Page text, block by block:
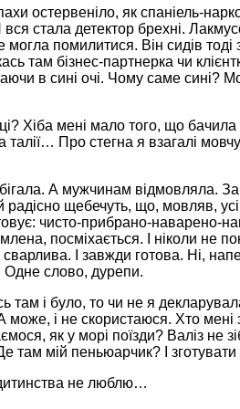
остервеніло, як спаніель-
стала детектор брехні.
помилитися. Він сидів тоді
там бізнес-партнерка чи
в сині очі. Чому саме
Хіба мені мало того, що
Про стегна я взагалі
А мужчинам відмовляла.
щебечуть, що, мовляв, усі
чисто-прибрано-наварено-
посміхається. І ніколи не
І завжди готова. Ні,
Одне слово, дурепи.
там і було, то чи не я
і не скористаюся. Хто мені
як у морі поїзди? Валіз не
мій пеньюарчик? І
дитинства не люблю…